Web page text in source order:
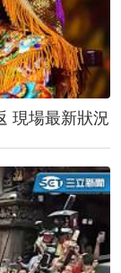
現場最新狀況